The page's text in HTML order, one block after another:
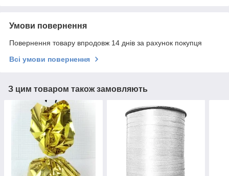
Умови повернення
Повернення товару впродовж 14 днів за рахунок покупця
Всі умови повернення
З цим товаром також замовляють